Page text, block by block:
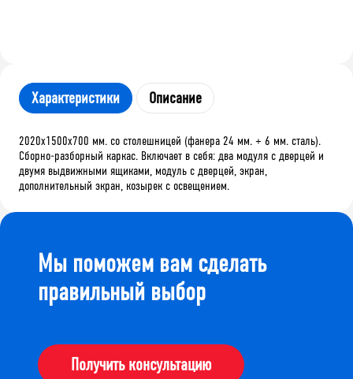
Характеристики Описание
2020х1500х700 мм. со столешницей (фанера 24 мм. + 6 мм. сталь).
Сборно-разборный каркас. Включает в себя: два модуля с дверцей и
двумя выдвижными ящиками, модуль с дверцей, экран,
дополнительный экран, козырек с освещением.
Мы поможем вам сделать
правильный выбор
Получить консультацию